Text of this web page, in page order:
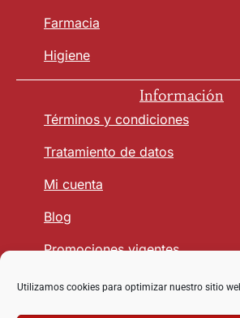
Utilizamos cookies para optimizar nuestro sitio
Farmacia
Higiene
Información
Términos y condiciones
Tratamiento de datos
Mi cuenta
Blog
Promociones vigentes
Seguridad y